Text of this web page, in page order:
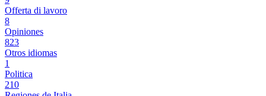
Offerta di lavoro
8
Opiniones
823
Otros idiomas
1
Politica
210